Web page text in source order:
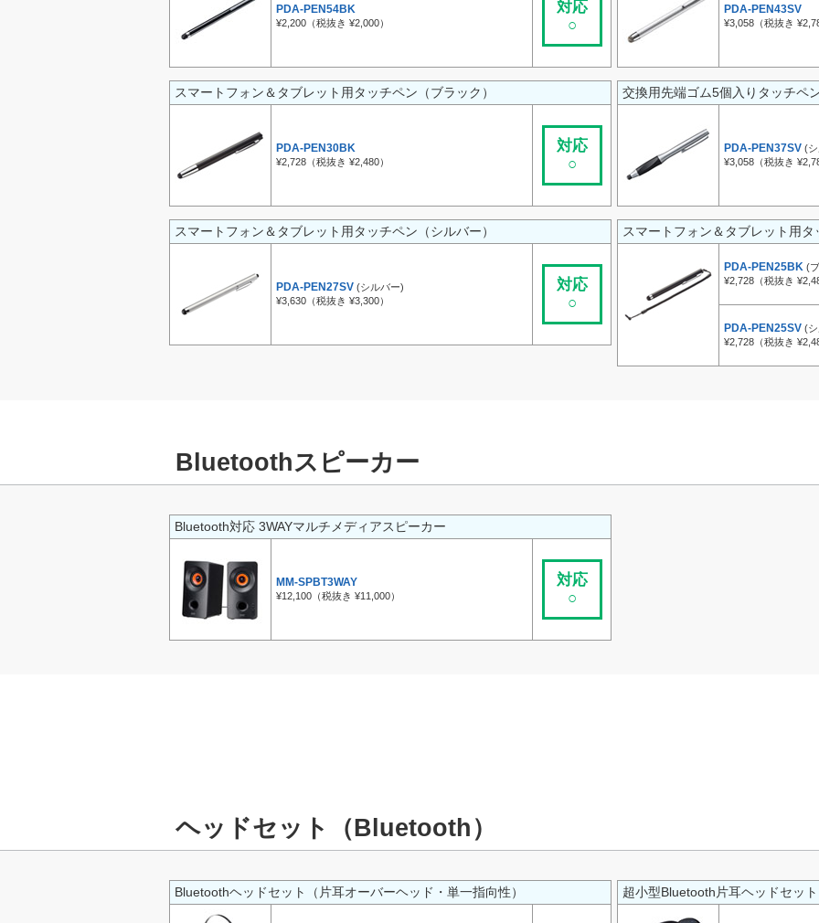
PDA-PEN54BK
¥2,200（税抜き ¥2,000）
対応
○
PDA-PEN43SV
¥3,058（税抜き
スマートフォン＆タブレット用タッチペン（ブラック）
PDA-PEN30BK
¥2,728（税抜き ¥2,480）
対応
○
交換用先端ゴム5個入りタッチペ
PDA-PEN37SV (
¥3,058（税抜き
スマートフォン＆タブレット用タッチペン（シルバー）
PDA-PEN27SV (シルバー)
¥3,630（税抜き ¥3,300）
対応
○
スマートフォン＆タブレット用タ
PDA-PEN25BK (
¥2,728（税抜き
PDA-PEN25SV (
¥2,728（税抜き
Bluetoothスピーカー
Bluetooth対応 3WAYマルチメディアスピーカー
MM-SPBT3WAY
¥12,100（税抜き ¥11,000）
対応
○
ヘッドセット（Bluetooth）
Bluetoothヘッドセット（片耳オーバーヘッド・単一指向性） 超小型Bluetooth片耳ヘッドセット